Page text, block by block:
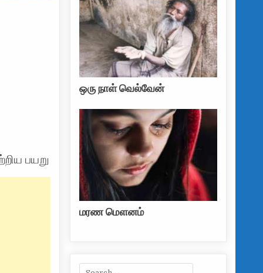
பயறு
ஒரு நாள் வெல்வேன்
மரண மௌனம்
Search for: